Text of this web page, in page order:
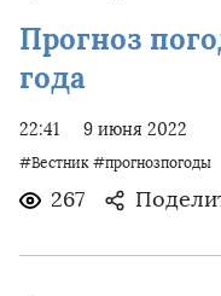
Прогноз
года
22:41 9 июня 2022
#Вестник #прогнозпогоды
267